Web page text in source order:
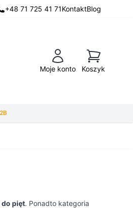
+48 71 725 41 71KontaktBlog
Moje konto
Koszyk
Koszyk
pięt. Ponadto kategoria